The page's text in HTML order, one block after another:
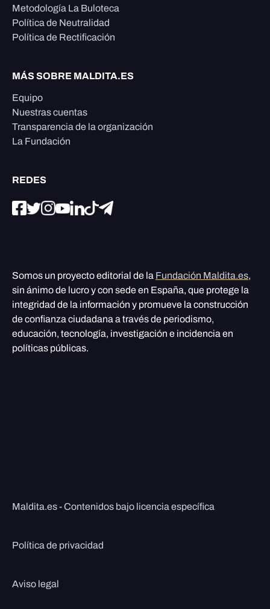
Metodología La Buloteca
Política de Neutralidad
Política de Rectificación
MÁS SOBRE MALDITA.ES
Equipo
Nuestras cuentas
Transparencia de la organización
La Fundación
REDES
Somos un proyecto editorial de la Fundación Maldita.es,
sin ánimo de lucro y con sede en España, que protege la
integridad de la información y promueve la construcción
de confianza ciudadana a través de periodismo,
educación, tecnología, investigación e incidencia en
políticas públicas.
Maldita.es - Contenidos bajo licencia específica
Política de privacidad
Aviso legal